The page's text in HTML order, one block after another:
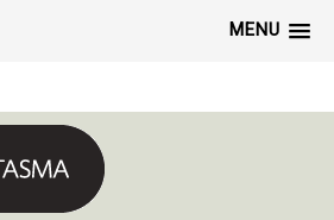
MENU